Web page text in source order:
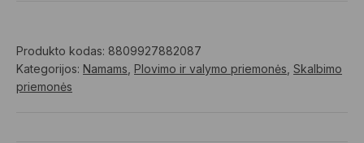
Produkto kodas: 8809927882087
Kategorijos: Namams Plovimo ir valymo priemonės Skalbimo
priemonės